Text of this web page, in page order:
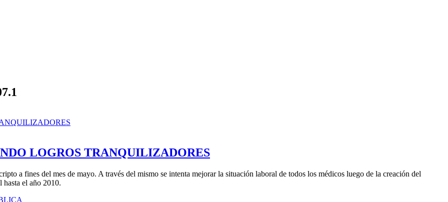
LOGROS TRANQUILIZADORES
a fines del mes de mayo. A través del mismo se intenta mejorar la situación laboral de todos los médicos luego de la creación del
el año 2010.